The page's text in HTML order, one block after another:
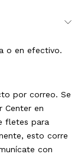
o en efectivo.
por correo. Se
Center en
fletes para
esto corre
con